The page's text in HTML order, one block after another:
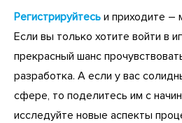
Регистрируйтесь и приходите –
Если вы только хотите войти в
прекрасный шанс
разработка. А если у вас
сфере, то поделитесь им с
исследуйте новые аспекты